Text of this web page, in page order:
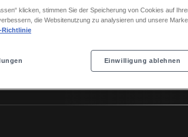
klicken, stimmen Sie der Speicherung von Cookies auf
die Websitenutzung zu analysieren und unsere
Richtlinie
Einwilligung ablehnen